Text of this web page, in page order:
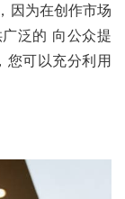
因为在创作市场
泛的 向公众提
您可以充分利用